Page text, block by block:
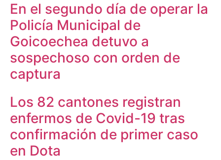
En el segundo día de operar la
Policía Municipal de
Goicoechea detuvo a
sospechoso con orden de
captura
Los 82 cantones registran
enfermos de Covid-19 tras
confirmación de primer caso
en Dota